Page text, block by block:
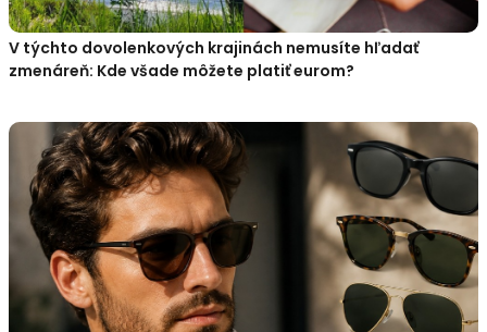
V týchto dovolenkových krajinách nemusíte hľadať
zmenáreň: Kde všade môžete platiť eurom?